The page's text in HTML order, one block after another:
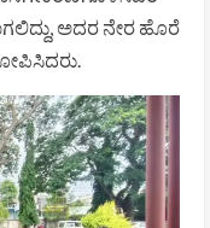
ಅದರ ನೇರ ಹೊರೆ